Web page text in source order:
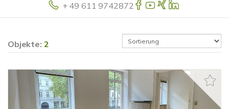
+ 49 611 9742872
Objekte: 2